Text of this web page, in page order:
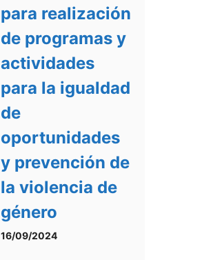
para realización
de programas y
actividades
para la igualdad
de
oportunidades
y prevención de
la violencia de
género
16/09/2024